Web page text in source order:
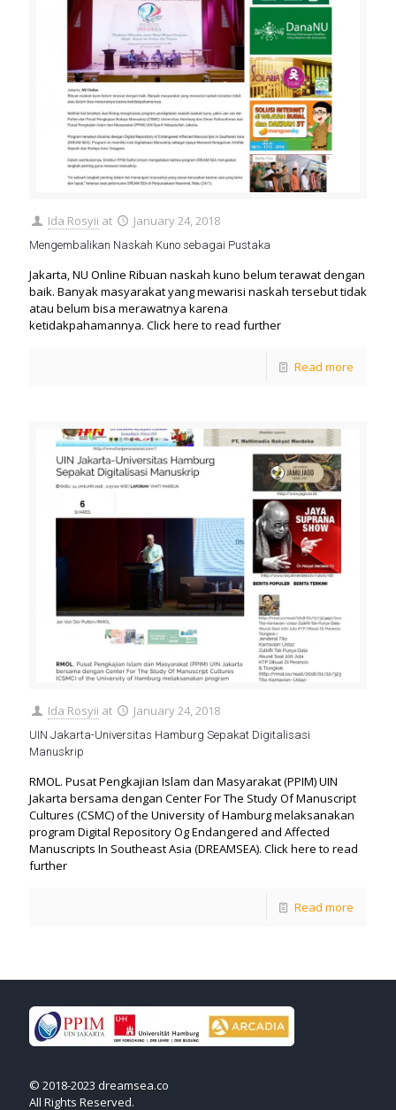
Ida Rosyii at January 24, 2018
Mengembalikan Naskah Kuno sebagai Pustaka
Jakarta, NU Online Ribuan naskah kuno belum terawat dengan
baik. Banyak masyarakat yang mewarisi naskah tersebut tidak
atau belum bisa merawatnya karena
ketidakpahamannya. Click here to read further
Read more
Ida Rosyii at January 24, 2018
UIN Jakarta-Universitas Hamburg Sepakat Digitalisasi
Manuskrip
RMOL. Pusat Pengkajian Islam dan Masyarakat (PPIM) UIN
Jakarta bersama dengan Center For The Study Of Manuscript
Cultures (CSMC) of the University of Hamburg melaksanakan
program Digital Repository Og Endangered and Affected
Manuscripts In Southeast Asia (DREAMSEA). Click here to read
further
Read more
© 2018-2023 dreamsea.co
All Rights Reserved.